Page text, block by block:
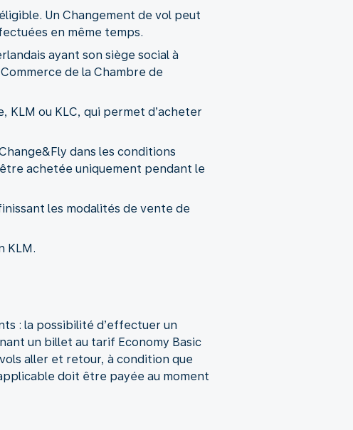
Un Changement de vol peut
en même temps.
ayant son siège social à
de la Chambre de
KLM ou KLC, qui permet d’acheter
dans les conditions
achetée uniquement pendant le
les modalités de vente de
KLM.
: la possibilité d’effectuer un
un billet au tarif Economy Basic
aller et retour, à condition que
doit être payée au moment